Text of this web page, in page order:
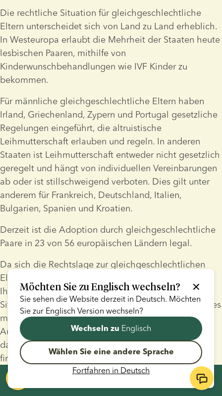
Möchten Sie zuEnglischwechseln?
Sie sehen die Website derzeit in Deutsch. Möchten
Sie zur Englisch Version wechseln?
Wechseln zu Englisch
Wählen Sie eine andere Sprache
Fortfahren in Deutsch
Die rechtliche Situation für gleichgeschlechtliche
Eltern unterscheidet sich von Land zu Land erheblich.
In Westeuropa erlaubt die Mehrheit der Staaten heute
lesbischen Paaren, mithilfe von
Kinderwunschbehandlungen wie IVF Kinder zu
bekommen.
Für männliche gleichgeschlechtliche Eltern haben
Irland, Griechenland, Zypern und Portugal gesetzliche
Regelungen eingeführt, die altruistische
Leihmutterschaft erlauben und regeln. In anderen
Staaten ist Leihmutterschaft entweder nicht gesetzlich
geregelt und hängt von individuellen Vereinbarungen
ab oder ist stillschweigend verboten. Dies gilt unter
anderem für Frankreich, Deutschland, Italien,
Bulgarien, Spanien und Kroatien.
Derzeit ist die Adoption durch gleichgeschlechtliche
Paare in 23 von 56 europäischen Ländern legal.
Da sich die Rechtslage zur gleichgeschlechtlichen
Elternschaft erheblich unterscheidet, empfehlen wir
Ihnen, sich vor Ort fachkundig zur rechtlichen
Situation beraten zu lassen. In manchen Fällen kann es
möglich sein, für eine Kinderwunschbehandlung ins
Ausland zu reisen. European Sperm Bank kann Ihnen
dabei helfen, eine passende Kinderwunschklinik zu
finden, falls dies auf Sie zutrifft.